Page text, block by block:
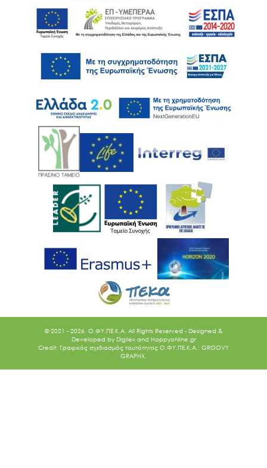
Ακολουθήστε μας
© 2021 - 2026. O.ΦΥ.ΠΕ.Κ.Α. All Rights Reserved - Designed &
Developed by Digilex and Happyonline.gr
Credit: Γραφικός σχεδιασμός ταυτότητας Ο.ΦΥ.ΠΕ.Κ.Α.: GROOVY
GRAPHX.